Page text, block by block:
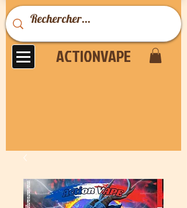
ACTIONVAPE